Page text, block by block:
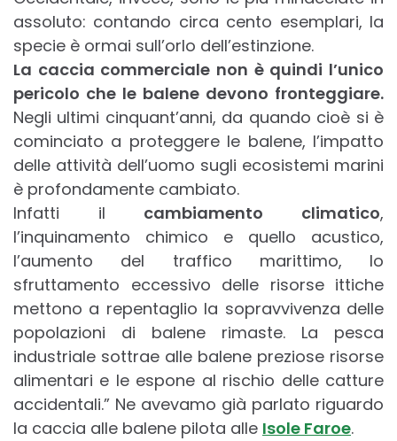
assoluto: contando circa cento esemplari, la
specie è ormai sull’orlo dell’estinzione.
La caccia commerciale non è quindi l’unico
pericolo che le balene devono fronteggiare.
Negli ultimi cinquant’anni, da quando cioè si è
cominciato a proteggere le balene, l’impatto
delle attività dell’uomo sugli ecosistemi marini
è profondamente cambiato.
Infatti il cambiamento climatico,
l’inquinamento chimico e quello acustico,
l’aumento del traffico marittimo, lo
sfruttamento eccessivo delle risorse ittiche
mettono a repentaglio la sopravvivenza delle
popolazioni di balene rimaste. La pesca
industriale sottrae alle balene preziose risorse
alimentari e le espone al rischio delle catture
accidentali.” Ne avevamo già parlato riguardo
la caccia alle balene pilota alle Isole Faroe.